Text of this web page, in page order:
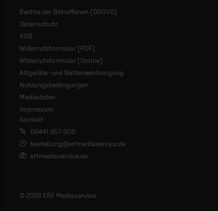
Rechte der Betroffenen (DSGVO)
Datenschutz
AGB
Widerrufsformular (PDF)
Widerrufsformular (Online)
Altgeräte- und Batterieentsorgung
Nutzungsbedingungen
Mediadaten
Impressum
Kontakt
06441 957-300
bestellung@erfmediaservice.de
erfmediaservice.de
© 2026 ERF Mediaservice